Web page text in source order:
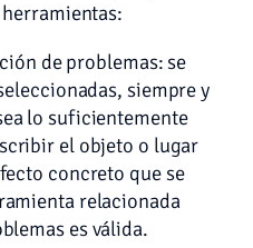
de problemas: se
siempre y
lo suficientemente
el objeto o lugar
concreto que se
relacionada
es válida.